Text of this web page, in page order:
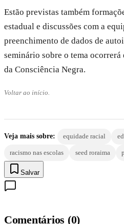
Estão previstas também
estadual e discussões com a
preenchimento de dados de
seminário sobre o tema
da Consciência Negra.
Voltar ao início.
Veja mais sobre: equidade racial
racismo nas escolas seed roraima
Salvar
Comentários (0)